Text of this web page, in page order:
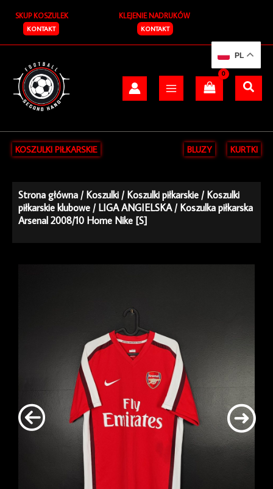
treści
SKUP KOSZULEK
KONTAKT
KLEJENIE NADRUKÓW
KONTAKT
KOSZULKI PIŁKARSKIE BLUZY KURTKI
Strona główna /Koszulki /Koszulki piłkarskie /Koszulki
piłkarskie klubowe /LIGA ANGIELSKA/ Koszulka piłkarska
Arsenal 2008/10 Home Nike [S]
PL